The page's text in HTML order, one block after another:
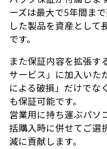
ーズは最大で5年間ま
した製品を資産として
です。
また保証内容を拡張す
サービス」に加入いた
による破損」だけでな
も保証可能です。
営業用に持ち運ぶパソ
括購入時に併せてご選
減に貢献します。